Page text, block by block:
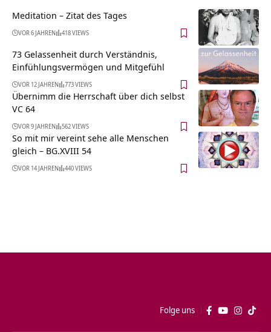
Meditation – Zitat des Tages
VOR 6 JAHREN 418 VIEWS
73 Gelassenheit durch Verständnis,
Einfühlungsvermögen und Mitgefühl
VOR 12 JAHREN 773 VIEWS
Übernimm die Herrschaft über dich selbst
VC 64
VOR 9 JAHREN 562 VIEWS
So mit mir vereint sehe alle Menschen
gleich – BG.XVIII 54
VOR 14 JAHREN 440 VIEWS
Folge uns